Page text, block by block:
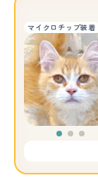
マイクロチップ装着